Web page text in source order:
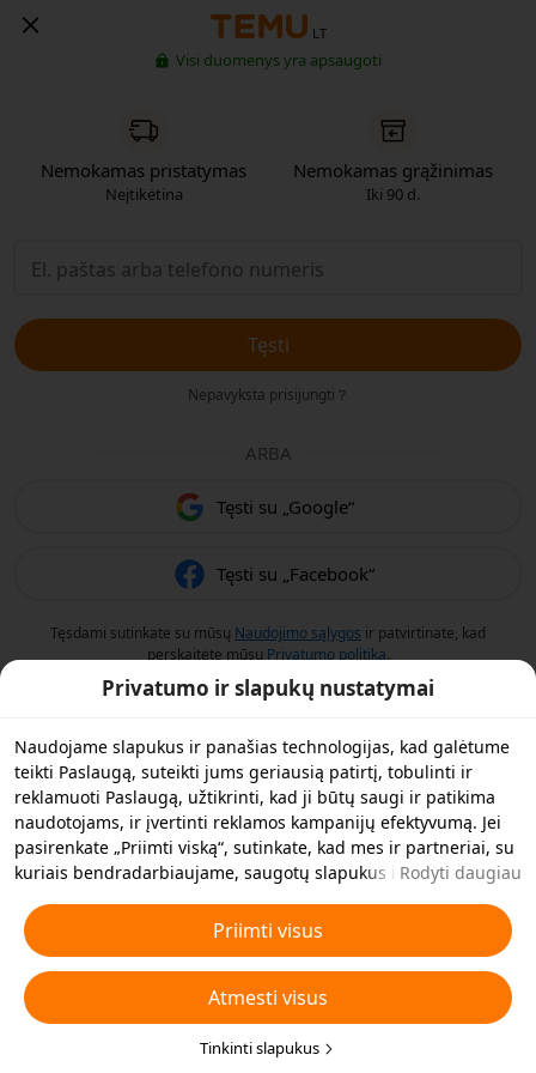
LT
Visi duomenys yra apsaugoti
Nemokamas pristatymas
Neįtikėtina
Nemokamas grąžinimas
Iki 90 d.
Tęsti
Nepavyksta prisijungti？
ARBA
Tęsti su „Google“
Tęsti su „Facebook“
Tęsdami sutinkate su mūsų Naudojimo sąlygos ir patvirtinate, kad
perskaitėte mūsų Privatumo politiką.
Privatumo ir slapukų nustatymai
Naudojame slapukus ir panašias technologijas, kad galėtume
teikti Paslaugą, suteikti jums geriausią patirtį, tobulinti ir
reklamuoti Paslaugą, užtikrinti, kad ji būtų saugi ir patikima
naudotojams, ir įvertinti reklamos kampanijų efektyvumą. Jei
pasirenkate „Priimti viską“, sutinkate, kad mes ir partneriai, su
kuriais bendradarbiaujame, saugotų slapukus ir panašias
„Atmesti visus“ neesminius slapukus arba pasirinkti, kuriuos
slapukų tipus norite priimti arba išjungti, spustelėję toliau
esančią funkciją „Pritaikyti slapukus“ arba bet kuriuo metu
privatumo nustatymuose. Daugiau informacijos rasite mūsų
Slapukų ir panašių technologijų politikoje..
Rodyti daugiau
Priimti visus
Atmesti visus
Tinkinti slapukus